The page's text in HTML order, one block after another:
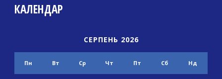
КАЛЕНДАР
СЕРПЕНЬ 2026
Пн Вт Ср Чт Пт Сб Нд